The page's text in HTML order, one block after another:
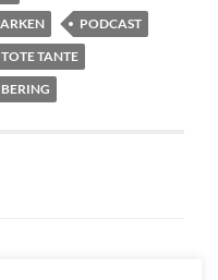
PODCAST
TOTE TANTE